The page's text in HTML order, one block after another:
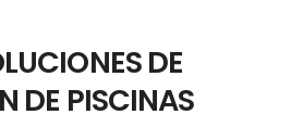
DE
DE PISCINAS